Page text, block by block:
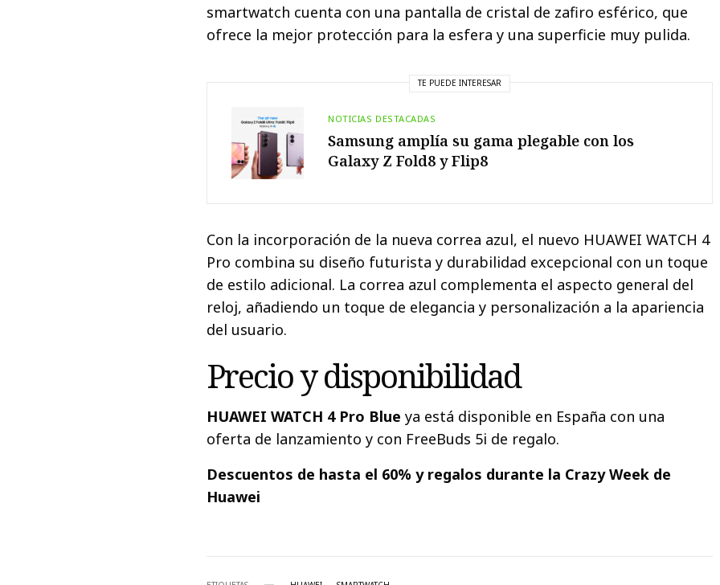
smartwatch cuenta con una pantalla de cristal de zafiro esférico, que
ofrece la mejor protección para la esfera y una superficie muy pulida.
TE PUEDE INTERESAR
NOTICIAS DESTACADAS
Samsung amplía su gama plegable con los
Galaxy Z Fold8 y Flip8
Con la incorporación de la nueva correa azul, el nuevo HUAWEI WATCH 4
Pro combina su diseño futurista y durabilidad excepcional con un toque
de estilo adicional. La correa azul complementa el aspecto general del
reloj, añadiendo un toque de elegancia y personalización a la apariencia
del usuario.
Precio y disponibilidad
HUAWEI WATCH 4 Pro Blue ya está disponible en España con una
oferta de lanzamiento y con FreeBuds 5i de regalo.
Descuentos de hasta el 60% y regalos durante la Crazy Week de
Huawei